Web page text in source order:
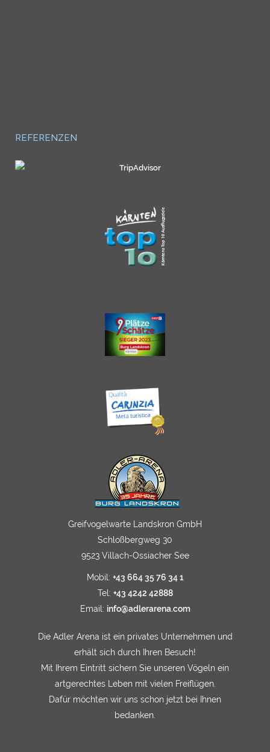
REFERENZEN
Greifvogelwarte Landskron GmbH
Schloßbergweg 30
9523 Villach-Ossiacher See
Mobil: +43 664 35 76 34 1
Tel: +43 4242 42888
Email: info@adlerarena.com
Die Adler Arena ist ein privates Unternehmen und
erhält sich durch Ihren Besuch!
Mit Ihrem Eintritt sichern Sie unseren Vögeln ein
artgerechtes Leben mit vielen Freiflügen.
Dafür möchten wir uns schon jetzt bei Ihnen
bedanken.